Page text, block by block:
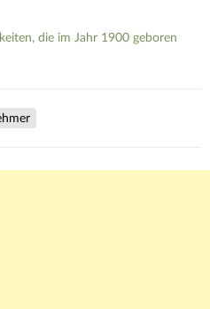
die im Jahr 1900 geboren